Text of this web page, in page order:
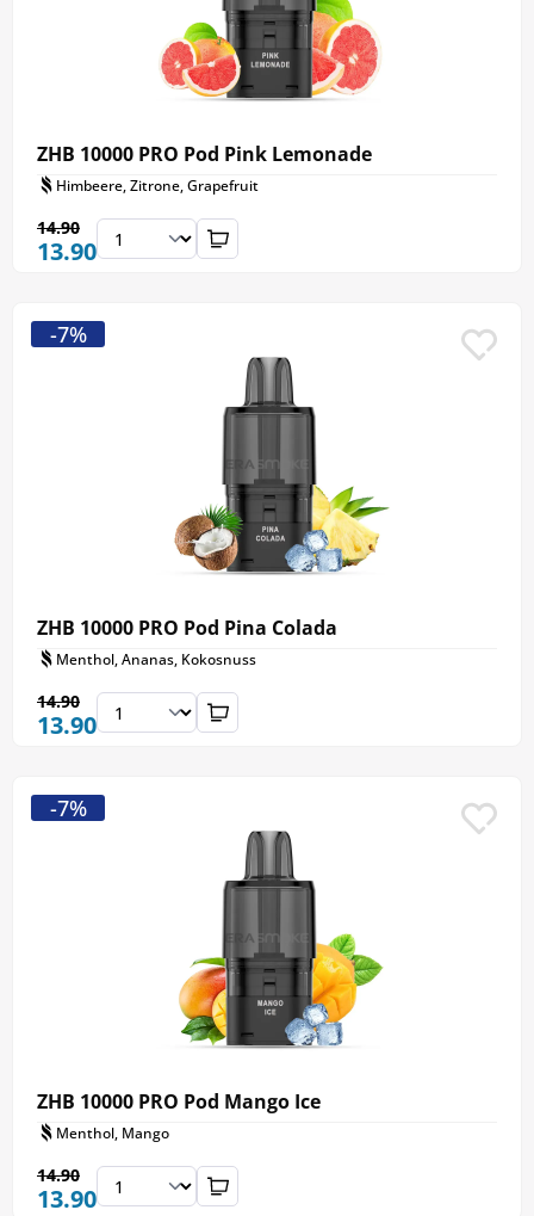
ZHB 10000 PRO Pod Pink Lemonade
Himbeere, Zitrone, Grapefruit
13.90
14.90
ZHB 10000 PRO Pod Pina Colada
Menthol, Ananas, Kokosnuss
13.90
14.90
-7%
ZHB 10000 PRO Pod Mango Ice
Menthol, Mango
13.90
14.90
-7%